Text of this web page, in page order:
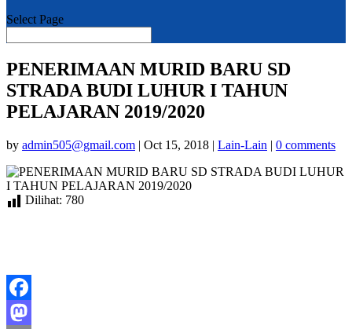
Select Page
PENERIMAAN MURID BARU SD
STRADA BUDI LUHUR I TAHUN
PELAJARAN 2019/2020
by admin505@gmail.com | Oct 15, 2018 | Lain-Lain | 0 comments
Dilihat: 780
Facebook